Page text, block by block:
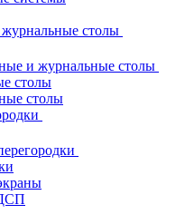
столы
и журнальные столы
столы
столы